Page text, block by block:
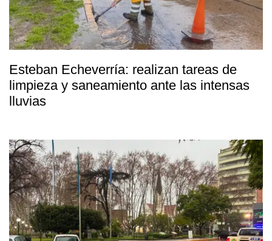
Esteban Echeverría: realizan tareas de
limpieza y saneamiento ante las intensas
lluvias